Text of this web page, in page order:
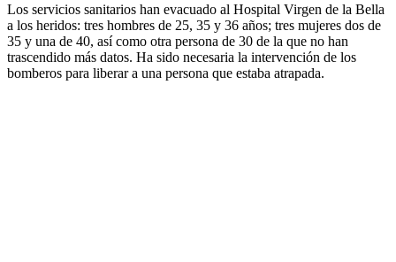
Los servicios sanitarios han evacuado al Hospital Virgen de la Bella
a los heridos: tres hombres de 25, 35 y 36 años; tres mujeres dos de
35 y una de 40, así como otra persona de 30 de la que no han
trascendido más datos. Ha sido necesaria la intervención de los
bomberos para liberar a una persona que estaba atrapada.